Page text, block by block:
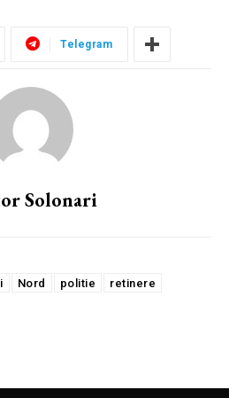
Telegram
Solonari
Nord politie retinere